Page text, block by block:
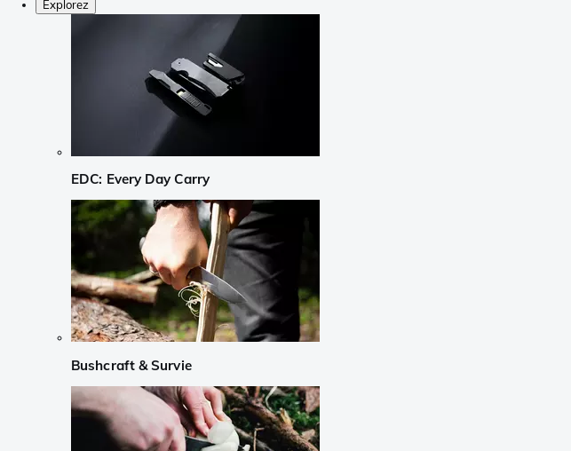
Explorez
EDC: Every Day Carry
Bushcraft & Survie